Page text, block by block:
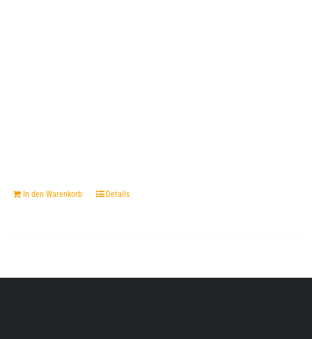
In den Warenkorb Details